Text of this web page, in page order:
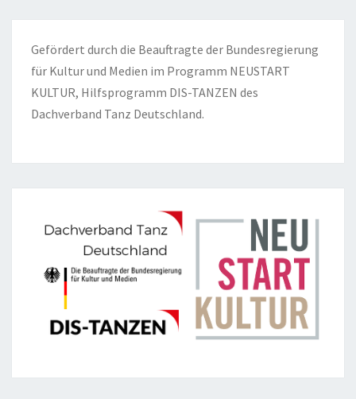
Gefördert durch die Beauftragte der Bundesregierung
für Kultur und Medien im Programm NEUSTART
KULTUR, Hilfsprogramm DIS-TANZEN des
Dachverband Tanz Deutschland.